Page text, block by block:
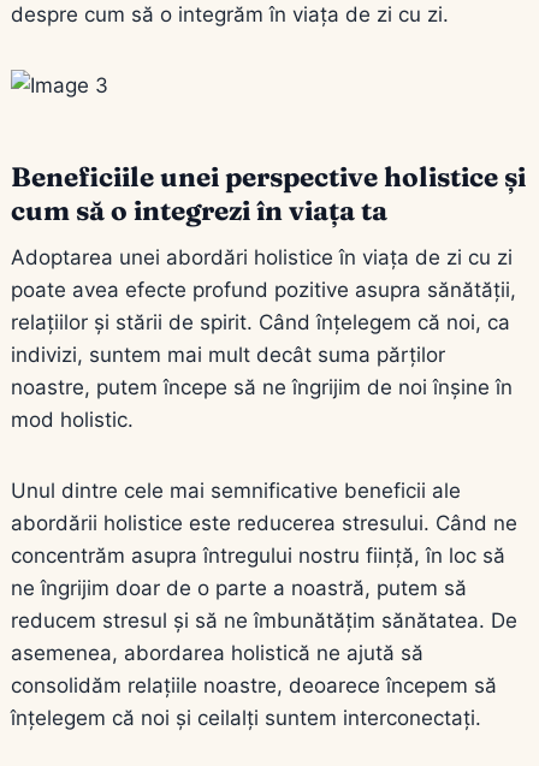
despre cum să o integrăm în viața de zi cu zi.
Beneficiile unei perspective holistice și
cum să o integrezi în viața ta
Adoptarea unei abordări holistice în viața de zi cu zi
poate avea efecte profund pozitive asupra sănătății,
relațiilor și stării de spirit. Când înțelegem că noi, ca
indivizi, suntem mai mult decât suma părților
noastre, putem începe să ne îngrijim de noi înșine în
mod holistic.
Unul dintre cele mai semnificative beneficii ale
abordării holistice este reducerea stresului. Când ne
concentrăm asupra întregului nostru ființă, în loc să
ne îngrijim doar de o parte a noastră, putem să
reducem stresul și să ne îmbunătățim sănătatea. De
asemenea, abordarea holistică ne ajută să
consolidăm relațiile noastre, deoarece începem să
înțelegem că noi și ceilalți suntem interconectați.